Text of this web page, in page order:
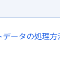
データの処理